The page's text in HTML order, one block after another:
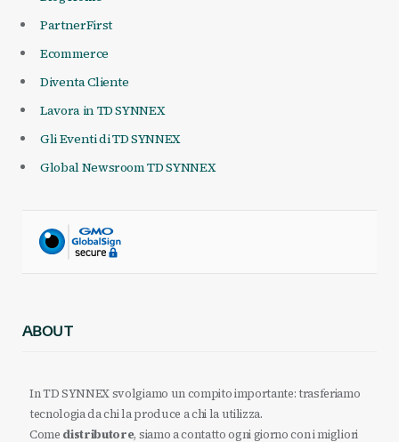
PartnerFirst
Ecommerce
Diventa Cliente
Lavora in TD SYNNEX
Gli Eventi di TD SYNNEX
Global Newsroom TD SYNNEX
ABOUT
In TD SYNNEX svolgiamo un compito importante: trasferiamo
tecnologia da chi la produce a chi la utilizza.
Come distributore, siamo a contatto ogni giorno con i migliori